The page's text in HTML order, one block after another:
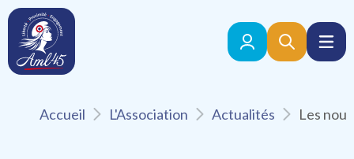
Accueil L'Association Actualités